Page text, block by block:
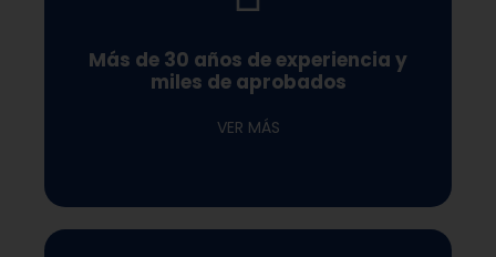
Más de 30 años de experiencia y
miles de aprobados
VER MÁS
Nuestros opositores no sólo aprueban con éxito
sus exámenes, sino que ¡sobresalen!, ocupando
oposición